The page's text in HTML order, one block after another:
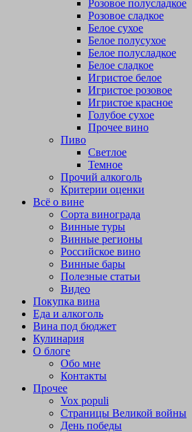
Розовое полусладкое
Розовое сладкое
Белое сухое
Белое полусухое
Белое полусладкое
Белое сладкое
Игристое белое
Игристое розовое
Игристое красное
Голубое сухое
Прочее вино
Пиво
Светлое
Темное
Прочий алкоголь
Критерии оценки
Всё о вине
Сорта винограда
Винные туры
Винные регионы
Российское вино
Винные бары
Полезные статьи
Видео
Покупка вина
Еда и алкоголь
Вина под бюджет
Кулинария
О блоге
Обо мне
Контакты
Прочее
Vox populi
Страницы Великой войны
День победы